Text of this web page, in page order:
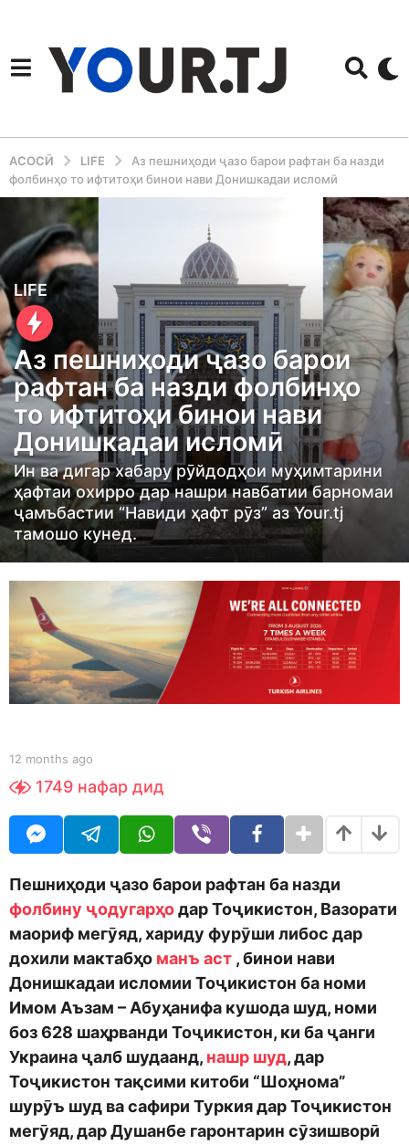
АСОСӢ LIFE
Аз пешниҳоди ҷазо барои рафтан ба назди
фолбинҳо то ифтитоҳи бинои нави Донишкадаи исломӣ
1
2
m
o
n
t
h
s
a
g
o
1
2
n
t
h
a
g
LIFE
Аз пешниҳоди ҷазо барои
рафтан ба назди фолбинҳо
то ифтитоҳи бинои нави
Донишкадаи исломӣ
Ин ва дигар хабару рӯйдодҳои муҳимтарини
ҳафтаи охирро дар нашри навбатии барномаи
ҷамъбастии “Навиди ҳафт рӯз” аз Your.tj
тамошо кунед.
b
S
h
d
o
12 months ago
m
n
t
s
a
g
o
1749 нафар дид
Пешниҳоди ҷазо барои рафтан ба назди
фолбину ҷодугарҳодар Тоҷикистон, Вазорати
маориф мегӯяд, хариду фурӯши либос дар
дохили мактабҳо манъ аст , бинои нави
Донишкадаи исломии Тоҷикистон ба номи
Имом Аъзам – Абуҳанифа кушода шуд, номи
боз 628 шаҳрванди Тоҷикистон, ки ба ҷанги
Украина ҷалб шудаанд, нашр шуд, дар
Тоҷикистон тақсими китоби “Шоҳнома”
шурӯъ шуд ва сафири Туркия дар Тоҷикистон
мегӯяд, дар Душанбе гаронтарин сӯзишворӣ